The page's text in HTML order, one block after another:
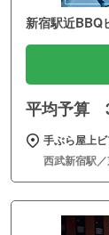
新宿駅近BBQ
平均予算
手ぶら屋上
西武新宿駅